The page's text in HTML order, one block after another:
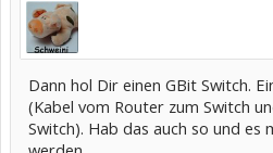
Dann hol Dir einen GBit Switch.
(Kabel vom Router zum Switch
Switch). Hab das auch so und es